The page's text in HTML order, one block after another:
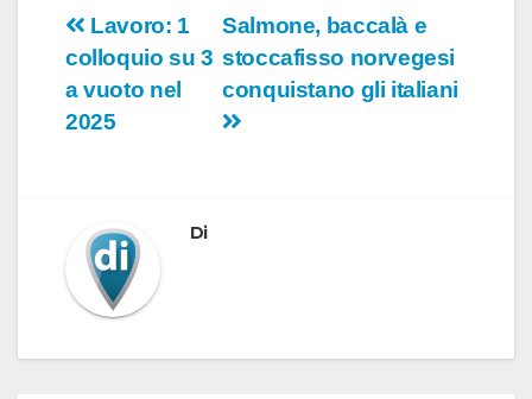
Navigazione
articoli
Salmone, baccalà e
stoccafisso norvegesi
conquistano gli italiani
Lavoro: 1
colloquio su 3
a vuoto nel
2025
Di